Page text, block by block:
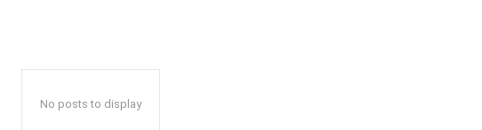
No posts to display